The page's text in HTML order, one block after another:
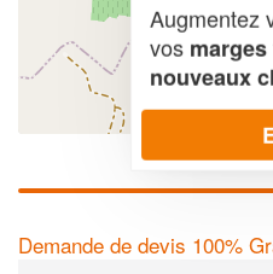
| Map data
Demande de devis 100%
Augmentez
vos marges
nouveaux